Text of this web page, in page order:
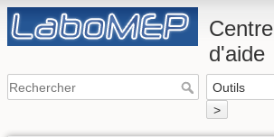
Centre
d'aide
>